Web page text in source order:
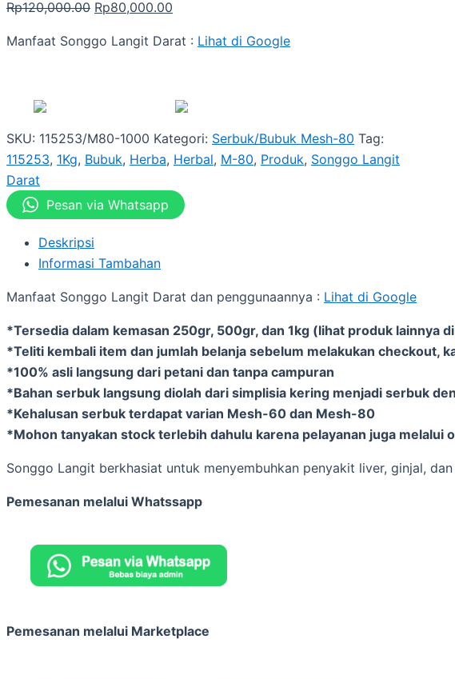
Rp120,000.00 Rp80,000.00
Manfaat Songgo Langit Darat : Lihat di Google
SKU: 115253/M80-1000 Kategori: Serbuk/Bubuk Mesh-80 Tag:
115253, 1Kg, Bubuk, Herba, Herbal, M-80, Produk, Songgo Langit
Darat
Pesan via Whatsapp
Deskripsi
Informasi Tambahan
Manfaat Songgo Langit Darat dan penggunaannya : Lihat di Google
*Tersedia dalam kemasan 250gr, 500gr, dan 1kg (lihat produk lainnya di
*Teliti kembali item dan jumlah belanja sebelum melakukan checkout,
*100% asli langsung dari petani dan tanpa campuran
*Bahan serbuk langsung diolah dari simplisia kering menjadi serbuk
*Kehalusan serbuk terdapat varian Mesh-60 dan Mesh-80
*Mohon tanyakan stock terlebih dahulu karena pelayanan juga melalui
Songgo Langit berkhasiat untuk menyembuhkan penyakit liver, ginjal,
Pemesanan melalui Whatssapp
Pemesanan melalui Marketplace